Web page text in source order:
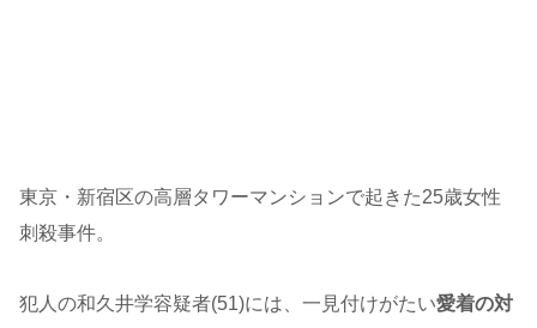
東京・新宿区の高層タワーマンションで起きた25歳女性
刺殺事件。
犯人の和久井学容疑者(51)には、一見付けがたい愛着の対